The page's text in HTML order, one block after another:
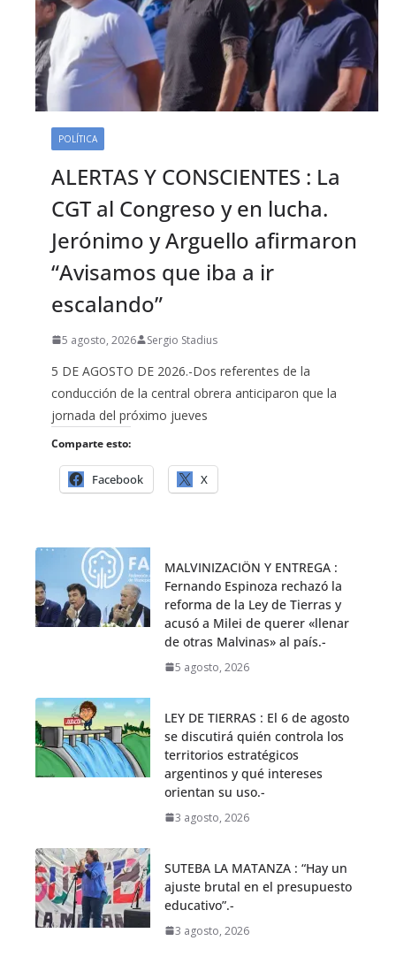
POLÍTICA
ALERTAS Y CONSCIENTES : La
CGT al Congreso y en lucha.
Jerónimo y Arguello afirmaron
“Avisamos que iba a ir
escalando”
5 agosto, 2026 Sergio Stadius
5 DE AGOSTO DE 2026.-Dos referentes de la
conducción de la central obrera anticiparon que la
jornada del próximo jueves
Comparte esto:
Facebook X
MALVINIZACIÖN Y ENTREGA :
Fernando Espinoza rechazó la
reforma de la Ley de Tierras y
acusó a Milei de querer «llenar
de otras Malvinas» al país.-
5 agosto, 2026
LEY DE TIERRAS : El 6 de agosto
se discutirá quién controla los
territorios estratégicos
argentinos y qué intereses
orientan su uso.-
3 agosto, 2026
SUTEBA LA MATANZA : “Hay un
ajuste brutal en el presupuesto
educativo”.-
3 agosto, 2026